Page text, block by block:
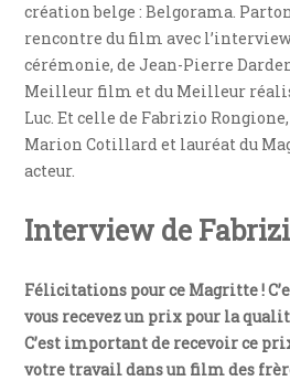
création belge : Belgorama.
rencontre du film avec
cérémonie, de Jean-Pierre
Meilleur film et du Meilleur
Luc. Et celle de Fabrizio
Marion Cotillard et lauréat du
acteur.
Interview de
Félicitations pour ce Magritte !
vous recevez un prix pour la
C’est important de recevoir ce
votre travail dans un film des